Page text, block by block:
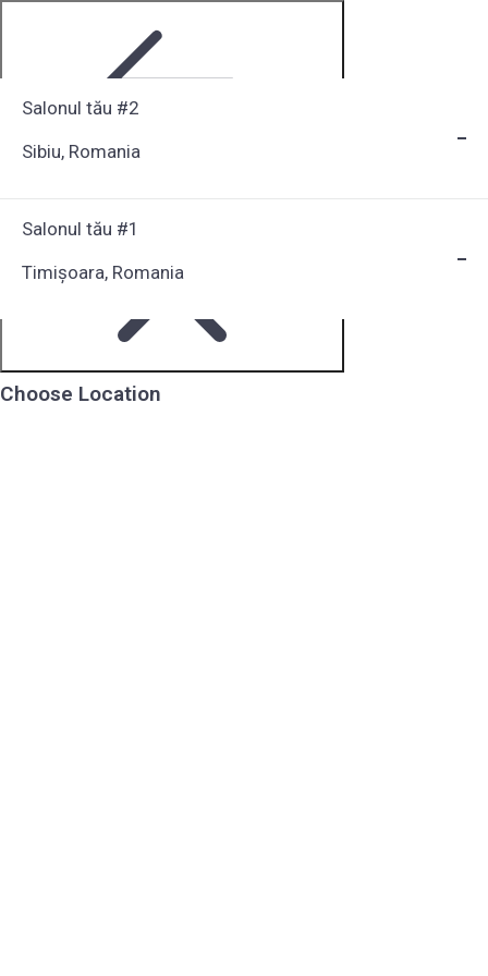
Choose Location
Salonul tău #2
Sibiu, Romania
Salonul tău #1
Timișoara, Romania